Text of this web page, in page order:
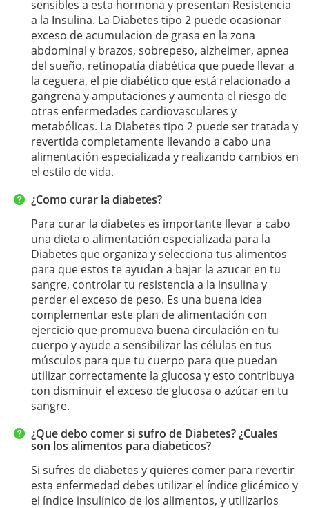
sensibles a esta hormona y presentan Resistencia
a la Insulina. La Diabetes tipo 2 puede ocasionar
exceso de acumulacion de grasa en la zona
abdominal y brazos, sobrepeso, alzheimer, apnea
del sueño, retinopatía diabética que puede llevar a
la ceguera, el pie diabético que está relacionado a
gangrena y amputaciones y aumenta el riesgo de
otras enfermedades cardiovasculares y
metabólicas. La Diabetes tipo 2 puede ser tratada y
revertida completamente llevando a cabo una
alimentación especializada y realizando cambios en
el estilo de vida.
¿Como curar la diabetes?
Para curar la diabetes es importante llevar a cabo
una dieta o alimentación especializada para la
Diabetes que organiza y selecciona tus alimentos
para que estos te ayudan a bajar la azucar en tu
sangre, controlar tu resistencia a la insulina y
perder el exceso de peso. Es una buena idea
complementar este plan de alimentación con
ejercicio que promueva buena circulación en tu
cuerpo y ayude a sensibilizar las células en tus
músculos para que tu cuerpo para que puedan
utilizar correctamente la glucosa y esto contribuya
con disminuir el exceso de glucosa o azúcar en tu
sangre.
¿Que debo comer si sufro de Diabetes? ¿Cuales
son los alimentos para diabeticos?
Si sufres de diabetes y quieres comer para revertir
esta enfermedad debes utilizar el índice glicémico y
el índice insulínico de los alimentos, y utilizarlos